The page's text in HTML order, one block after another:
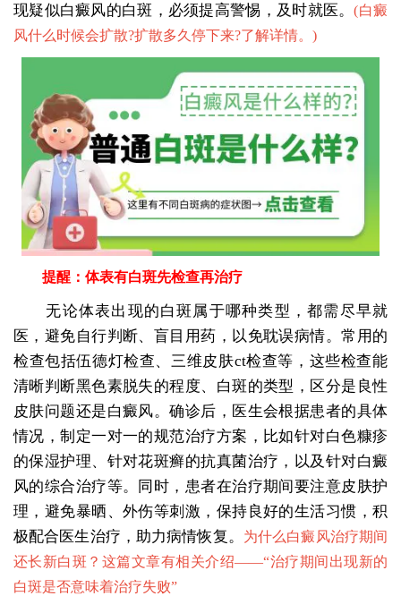
现疑似白癜风的白斑，必须提高警惕，及时就医。(白癜
风什么时候会扩散?扩散多久停下来?了解详情。 )
提醒：体表有白斑先检查再治疗
无论体表出现的白斑属于哪种类型，都需尽早就
医，避免自行判断、盲目用药，以免耽误病情。常用的
检查包括伍德灯检查、三维皮肤ct检查等，这些检查能
清晰判断黑色素脱失的程度、白斑的类型，区分是良性
皮肤问题还是白癜风。确诊后，医生会根据患者的具体
情况，制定一对一的规范治疗方案，比如针对白色糠疹
的保湿护理、针对花斑癣的抗真菌治疗，以及针对白癜
风的综合治疗等。同时，患者在治疗期间要注意皮肤护
理，避免暴晒、外伤等刺激，保持良好的生活习惯，积
极配合医生治疗，助力病情恢复。
为什么白癜风治疗期间
还长新白斑？这篇文章有相关介绍——“治疗期间出现新的
白斑是否意味着治疗失败”